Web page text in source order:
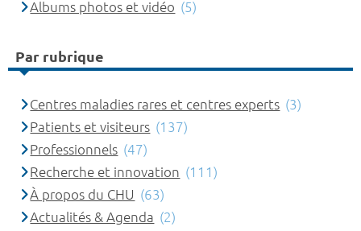
Albums photos et vidéo (5)
Par rubrique
Centres maladies rares et centres experts (3)
Patients et visiteurs (137)
Professionnels (47)
Recherche et innovation (111)
À propos du CHU (63)
Actualités & Agenda (2)